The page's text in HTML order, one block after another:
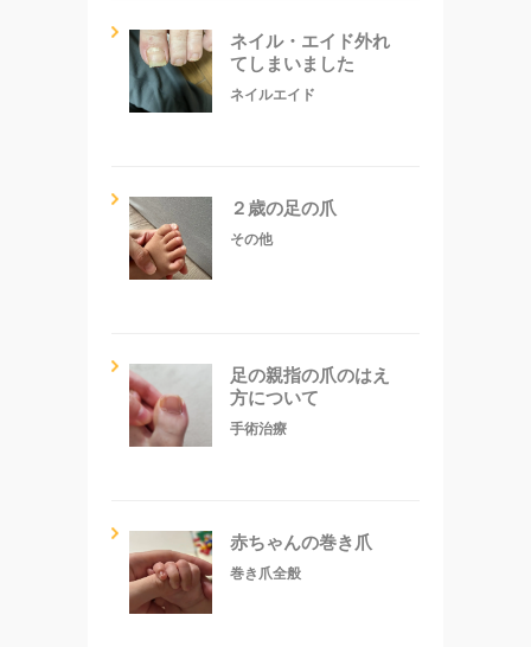
ネイル・エイド外れ
てしまいました
ネイルエイド
２歳の足の爪
その他
足の親指の爪のはえ
方について
手術治療
赤ちゃんの巻き爪
巻き爪全般